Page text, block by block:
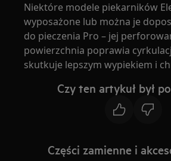
Niektóre modele piekarników
wyposażone lub można je
do pieczenia Pro – jej
powierzchnia poprawia
skutkuje lepszym wypiekiem i
Czy ten artykuł był
Części zamienne i